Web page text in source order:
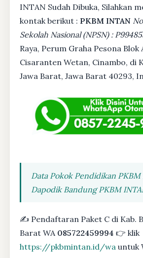
INTAN Sudah Dibuka, Silahkan
kontak berikut : PKBM INTAN
Sekolah Nasional (NPSN) :
Raya, Perum Graha Pesona Blok
Cisaranten Wetan, Cinambo, di
Jawa Barat, Jawa Barat 40293,
Data Pokok Pendidikan PKBM
Dapodik Bandung PKBM
✍ Pendaftaran Paket C di Kab.
Barat WA 085722459994 👉 klik
https://pkbmintan.id/wa untuk